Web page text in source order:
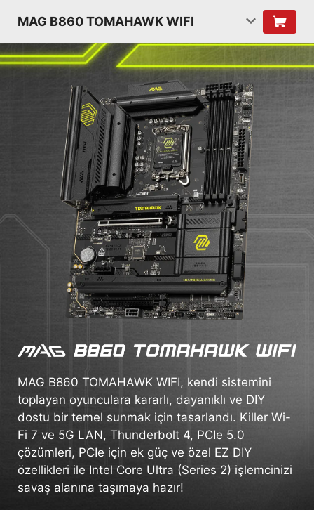
MAG B860 TOMAHAWK WIFI
MAG B860 TOMAHAWK WIFI, kendi sistemini
toplayan oyunculara kararlı, dayanıklı ve DIY
dostu bir temel sunmak için tasarlandı. Killer Wi-
Fi 7 ve 5G LAN, Thunderbolt 4, PCIe 5.0
çözümleri, PCIe için ek güç ve özel EZ DIY
özellikleri ile Intel Core Ultra (Series 2) işlemcinizi
savaş alanına taşımaya hazır!